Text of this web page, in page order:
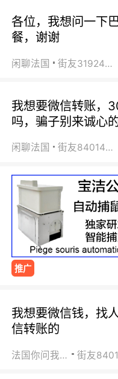
各位，我想问一下
餐，谢谢
闲聊法国 街友31924072
我想要微信转账，
吗，骗子别来诚心
闲聊法国 街友84014588
推广
我想要微信钱，找
信转账的
法国你问我答